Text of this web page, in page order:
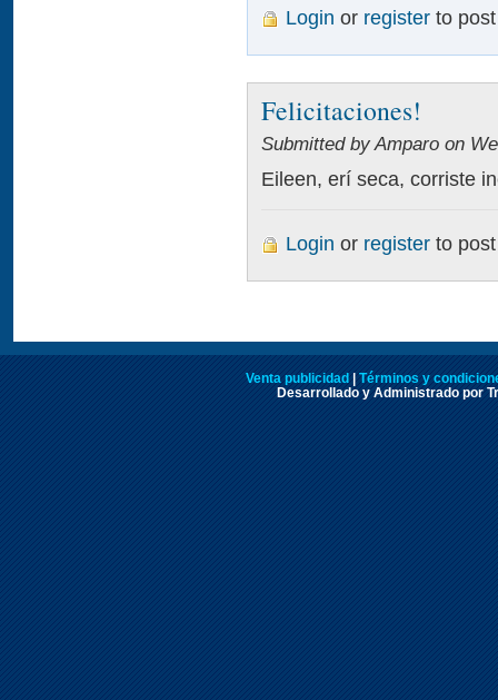
Login or register to
Felicitaciones!
Submitted by Amparo on
Eileen, erí seca, corriste
Login or register to
Venta publicidad
Términos y
Desarrollado y Administrado por